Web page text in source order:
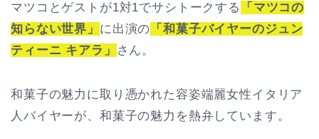
マツコとゲストが1対1でサシトークする
「マツコの
知らない世界」 に出演の 「和菓子バイヤーのジュン
ティーニ キアラ」
さん。
和菓子の魅力に取り憑かれた容姿端麗女性イタリア
人バイヤーが、和菓子の魅力を熱弁しています。